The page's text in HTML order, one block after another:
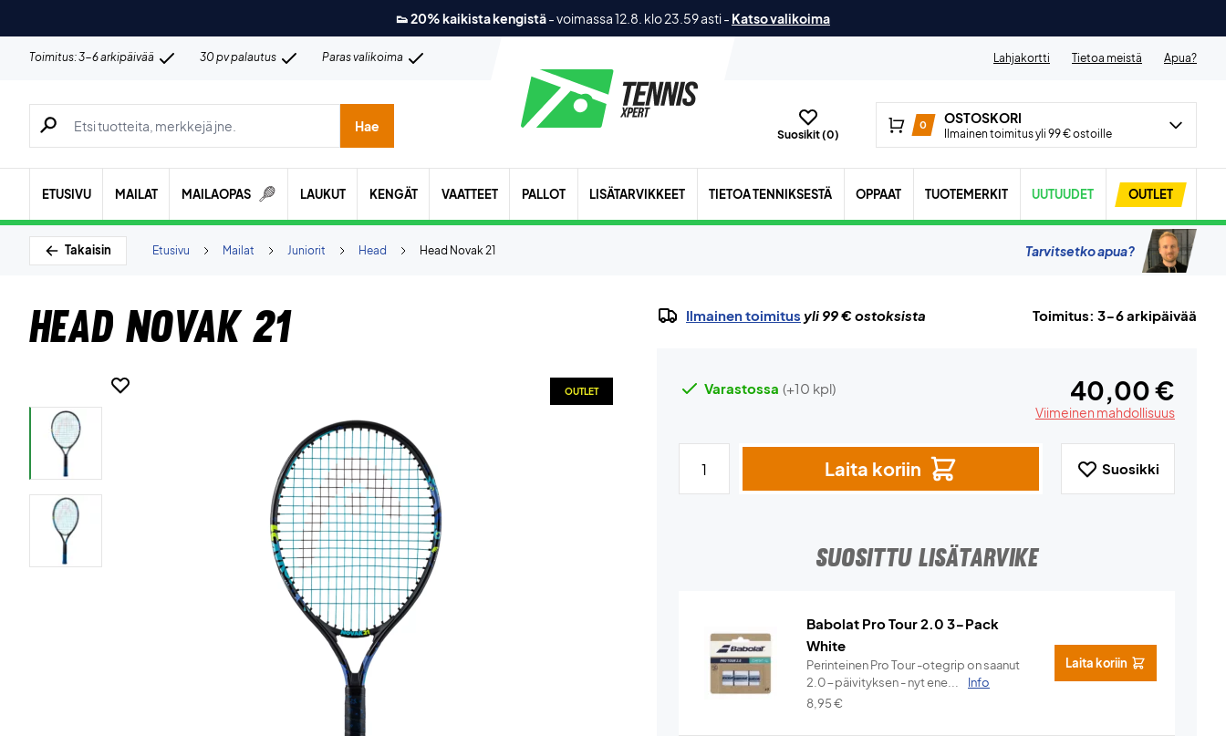
👟 20% kaikista kengistä-voimassa 12.8. klo 23.59 asti- Katso valikoima
Toimitus: 3-6 arkipäivää 30 pv palautus Paras valikoima Lahjakortti Tietoa meistä Apua?
Hae tuotteita, merkkejä jne.
Hae
Suosikit (0)
0 OSTOSKORI
Ilmainen toimitus yli 99 € ostoille
ETUSIVU MAILAT MAILAOPAS LAUKUT KENGÄT VAATTEET PALLOT LISÄTARVIKKEET TIETOA TENNIKSESTÄ OPPAAT TUOTEMERKIT UUTUUDET OUTLET
Takaisin Head Novak 21
Head
Juniorit
Mailat
Etusivu Tarvitsetko apua?
Head Novak 21
OUTLET
Ilmainen toimitus yli 99 € ostoksista Toimitus: 3-6 arkipäivää
Varastossa (+10 kpl) 40,00 €
Viimeinen mahdollisuus
Laita koriin Suosikki
SUOSITTU LISÄTARVIKE
Babolat Pro Tour 2.0 3-Pack
White
Perinteinen Pro Tour -otegrip on saanut
2.0-päivityksen - nyt ene...
Info
8,95€
Laita koriin